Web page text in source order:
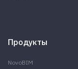
Продукты
NovoBIM